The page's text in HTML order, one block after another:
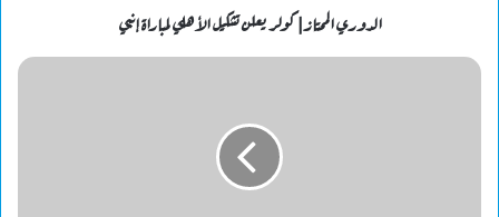
الدوري الممتاز| كولر يعلن تشكيل الأهلي لمباراة إنبي